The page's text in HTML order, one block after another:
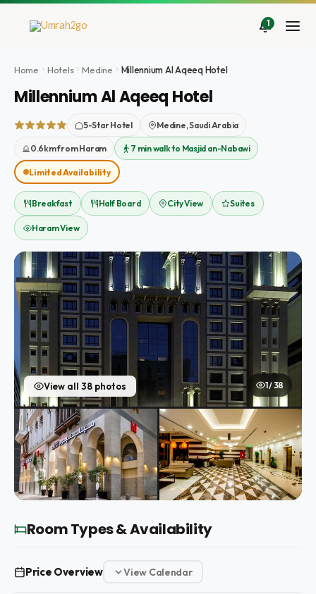
İçeriğe
1
Home Hotels Medine Millennium Al Aqeeq Hotel
Millennium Al Aqeeq Hotel
5-Star Hotel Medine, Saudi Arabia
0.6km from Haram 7 min walk to Masjid an-Nabawi
Limited Availability
Breakfast Half Board City View Suites
Haram View
View all 38 photos 1 / 38
Room Types & Availability
Price Overview View Calendar